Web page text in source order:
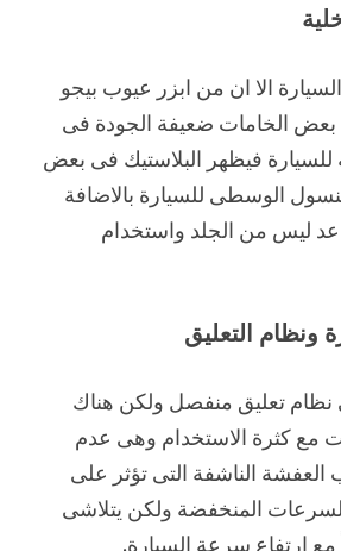
الا ان من ابزر عيوب بيجو
بعض الخامات ضعيفة الجودة فى
للسيارة فيظهر البلاستيك فى بعض
الوسطى للسيارة بالاضافة
ليس من الجلد واستخدام
ونظام التعليق
نظام تعليق منفصل ولكن هناك
مع كثرة الاستخدام وهى عدم
الناشفة التى تؤثر على
المنخفضة ولكن يتلاشى
ارتفاع سرعة السيارة.